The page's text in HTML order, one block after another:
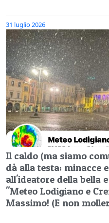
31 luglio 2026
Il caldo (ma siamo
dà alla testa: minacce
all'ideatore della bella
"Meteo Lodigiano e
Massimo! (E non